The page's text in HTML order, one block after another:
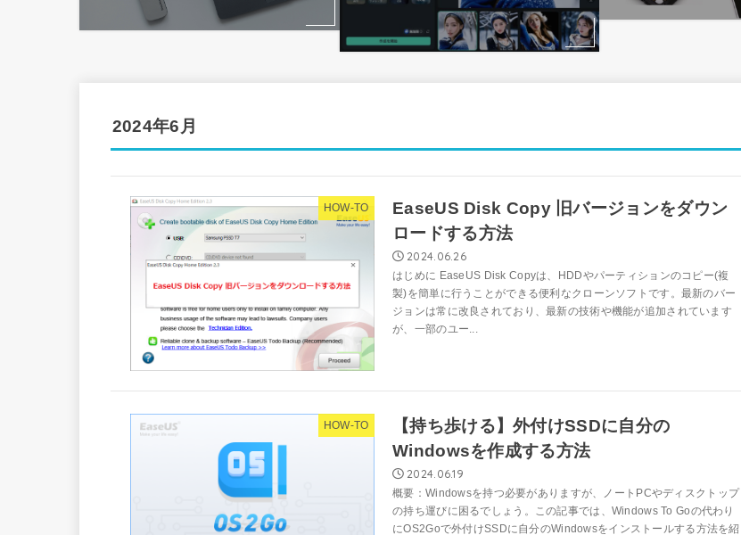
2024年6月
HOW-TO
EaseUS Disk Copy 旧バージョンをダウン
ロードする方法
2024.06.26
はじめに EaseUS Disk Copyは、HDDやパーティションのコピー(複
製)を簡単に行うことができる便利なクローンソフトです。最新のバー
ジョンは常に改良されており、最新の技術や機能が追加されています
が、一部のユー...
HOW-TO
【持ち歩ける】外付けSSDに自分の
Windowsを作成する方法
2024.06.19
概要：Windowsを持つ必要がありますが、ノートPCやディスクトップ
の持ち運びに困るでしょう。この記事では、Windows To Goの代わり
にOS2Goで外付けSSDに自分のWindowsをインストールする方法を紹